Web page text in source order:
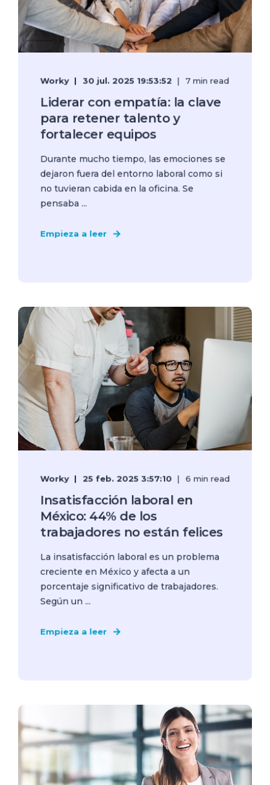
Worky 30 jul. 2025 19:53:52 7 min read
Liderar con empatía: la clave
para retener talento y
fortalecer equipos
Durante mucho tiempo, las emociones se
dejaron fuera del entorno laboral como si
no tuvieran cabida en la oficina. Se
pensaba ...
Empieza a leer
Worky 25 feb. 2025 3:57:10 6 min read
Insatisfacción laboral en
México: 44% de los
trabajadores no están felices
La insatisfacción laboral es un problema
creciente en México y afecta a un
porcentaje significativo de trabajadores.
Según un ...
Empieza a leer